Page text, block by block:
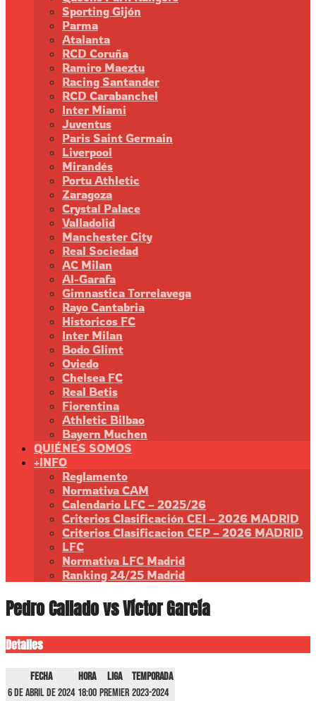
Sporting Gijón
Parma
Atalanta
RCD Coruña
Ramiro Maeztu
Racing Santander
RCD Carabanchel
Inter Miami
Juventus
Paris Saint Germain
Liverpool
Mirandés
Portu Athletic
Zaragoza
Crystal Palace
Valladolid
Manchester City
Real Sociedad
AC Milan
Al-Garafa
Gimnastica Torrelavega
Rayo Cantabria
Historicos FC
Inter Milan
Bodo Glimt
Oviedo
Chelsea FC
Real Betis
Fiorentina
Athletic Bilbao
Bayern Muchen
QUIÉNES SOMOS
+INFO
Reglamento
Normativa CAM
Calendario LFC – 2025/26
Criterios Clasificación CEI – 2026 MADRID
Criterios Clasificacion CEP – 2026 MADRID
LFC
Normativa LFC Madrid
Ranking 24/25 Madrid
Pedro Callado vs Víctor García
Detalles
Fecha Hora Liga
Temporada
6 de abril de 2024 18:00 Premier 2023-2024